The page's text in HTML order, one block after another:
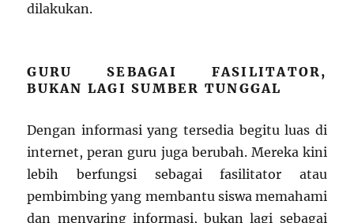
dilakukan.
GURU SEBAGAI FASILITATOR,
BUKAN LAGI SUMBER TUNGGAL
Dengan informasi yang tersedia begitu luas di
internet, peran guru juga berubah. Mereka kini
lebih berfungsi sebagai fasilitator atau
pembimbing yang membantu siswa memahami
dan menyaring informasi, bukan lagi sebagai